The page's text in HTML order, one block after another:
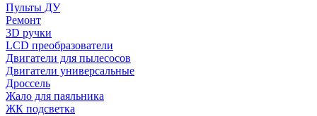
Пульты ДУ
Ремонт
3D ручки
LCD преобразователи
Двигатели для пылесосов
Двигатели универсальные
Дроссель
Жало для паяльника
ЖК подсветка